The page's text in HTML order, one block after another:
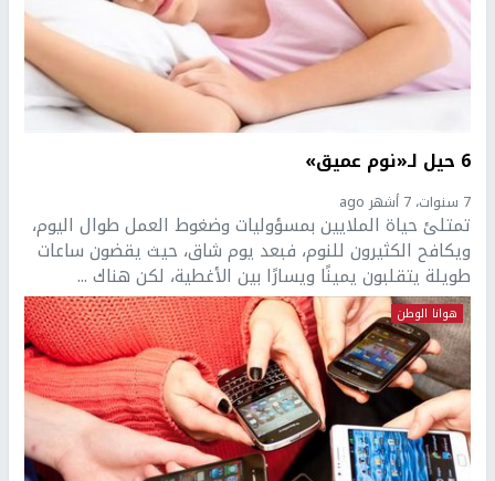
6 حيل لـ«نوم عميق»
7 سنوات، 7 أشهر ago
تمتلئ حياة الملايين بمسؤوليات وضغوط العمل طوال اليوم،
ويكافح الكثيرون للنوم، فبعد يوم شاق، حيث يقضون ساعات
طويلة يتقلبون يمينًا ويسارًا بين الأغطية، لكن هناك ...
هوانا الوطن